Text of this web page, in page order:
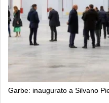
Garbe: inaugurato a Silvano